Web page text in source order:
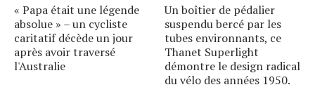
« Papa était une légende
absolue » – un cycliste
caritatif décède un jour
après avoir traversé
l'Australie
Un boîtier de pédalier
suspendu bercé par les
tubes environnants, ce
Thanet Superlight
démontre le design radical
du vélo des années 1950.